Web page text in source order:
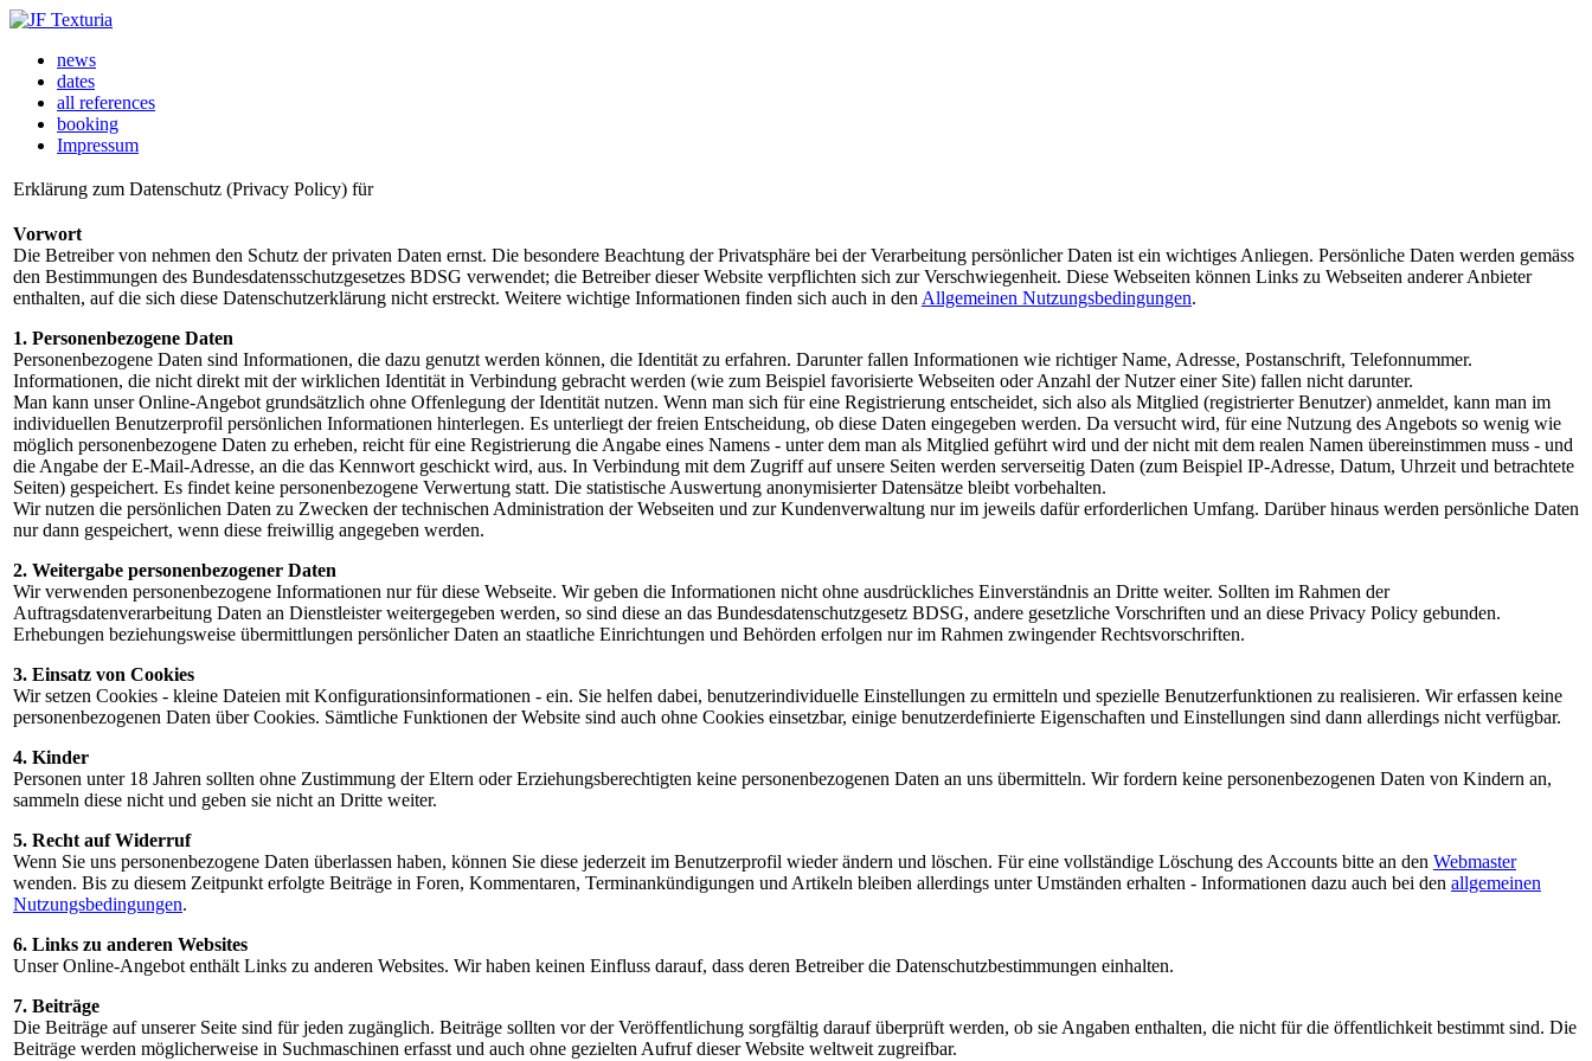
news
dates
all references
booking
Impressum
Erklärung zum Datenschutz (Privacy Policy) für
Vorwort
Die Betreiber von nehmen den Schutz der privaten Daten ernst. Die besondere Beachtung der Privatsphäre bei der Verarbeitung persönlicher Daten ist ein wichtiges Anliegen. Persönliche Daten werden gemäss
den Bestimmungen des Bundesdatensschutzgesetzes BDSG verwendet; die Betreiber dieser Website verpflichten sich zur Verschwiegenheit. Diese Webseiten können Links zu Webseiten anderer Anbieter
enthalten, auf die sich diese Datenschutzerklärung nicht erstreckt. Weitere wichtige Informationen finden sich auch in den Allgemeinen Nutzungsbedingungen.
1. Personenbezogene Daten
Personenbezogene Daten sind Informationen, die dazu genutzt werden können, die Identität zu erfahren. Darunter fallen Informationen wie richtiger Name, Adresse, Postanschrift, Telefonnummer.
Informationen, die nicht direkt mit der wirklichen Identität in Verbindung gebracht werden (wie zum Beispiel favorisierte Webseiten oder Anzahl der Nutzer einer Site) fallen nicht darunter.
Man kann unser Online-Angebot grundsätzlich ohne Offenlegung der Identität nutzen. Wenn man sich für eine Registrierung entscheidet, sich also als Mitglied (registrierter Benutzer) anmeldet, kann man im
individuellen Benutzerprofil persönlichen Informationen hinterlegen. Es unterliegt der freien Entscheidung, ob diese Daten eingegeben werden. Da versucht wird, für eine Nutzung des Angebots so wenig wie
möglich personenbezogene Daten zu erheben, reicht für eine Registrierung die Angabe eines Namens - unter dem man als Mitglied geführt wird und der nicht mit dem realen Namen übereinstimmen muss - und
die Angabe der E-Mail-Adresse, an die das Kennwort geschickt wird, aus. In Verbindung mit dem Zugriff auf unsere Seiten werden serverseitig Daten (zum Beispiel IP-Adresse, Datum, Uhrzeit und betrachtete
Seiten) gespeichert. Es findet keine personenbezogene Verwertung statt. Die statistische Auswertung anonymisierter Datensätze bleibt vorbehalten.
Wir nutzen die persönlichen Daten zu Zwecken der technischen Administration der Webseiten und zur Kundenverwaltung nur im jeweils dafür erforderlichen Umfang. Darüber hinaus werden persönliche Daten
nur dann gespeichert, wenn diese freiwillig angegeben werden.
2. Weitergabe personenbezogener Daten
Wir verwenden personenbezogene Informationen nur für diese Webseite. Wir geben die Informationen nicht ohne ausdrückliches Einverständnis an Dritte weiter. Sollten im Rahmen der
Auftragsdatenverarbeitung Daten an Dienstleister weitergegeben werden, so sind diese an das Bundesdatenschutzgesetz BDSG, andere gesetzliche Vorschriften und an diese Privacy Policy gebunden.
Erhebungen beziehungsweise übermittlungen persönlicher Daten an staatliche Einrichtungen und Behörden erfolgen nur im Rahmen zwingender Rechtsvorschriften.
3. Einsatz von Cookies
Wir setzen Cookies - kleine Dateien mit Konfigurationsinformationen - ein. Sie helfen dabei, benutzerindividuelle Einstellungen zu ermitteln und spezielle Benutzerfunktionen zu realisieren. Wir erfassen keine
personenbezogenen Daten über Cookies. Sämtliche Funktionen der Website sind auch ohne Cookies einsetzbar, einige benutzerdefinierte Eigenschaften und Einstellungen sind dann allerdings nicht verfügbar.
4. Kinder
Personen unter 18 Jahren sollten ohne Zustimmung der Eltern oder Erziehungsberechtigten keine personenbezogenen Daten an uns übermitteln. Wir fordern keine personenbezogenen Daten von Kindern an,
sammeln diese nicht und geben sie nicht an Dritte weiter.
5. Recht auf Widerruf
Wenn Sie uns personenbezogene Daten überlassen haben, können Sie diese jederzeit im Benutzerprofil wieder ändern und löschen. Für eine vollständige Löschung des Accounts bitte an den Webmaster
wenden. Bis zu diesem Zeitpunkt erfolgte Beiträge in Foren, Kommentaren, Terminankündigungen und Artikeln bleiben allerdings unter Umständen erhalten - Informationen dazu auch bei den allgemeinen
Nutzungsbedingungen.
6. Links zu anderen Websites
Unser Online-Angebot enthält Links zu anderen Websites. Wir haben keinen Einfluss darauf, dass deren Betreiber die Datenschutzbestimmungen einhalten.
7. Beiträge
Die Beiträge auf unserer Seite sind für jeden zugänglich. Beiträge sollten vor der Veröffentlichung sorgfältig darauf überprüft werden, ob sie Angaben enthalten, die nicht für die öffentlichkeit bestimmt sind. Die
Beiträge werden möglicherweise in Suchmaschinen erfasst und auch ohne gezielten Aufruf dieser Website weltweit zugreifbar.